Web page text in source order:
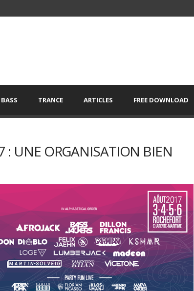
TRANCE ARTICLES FREE DOWNLOAD
UNE ORGANISATION BIEN